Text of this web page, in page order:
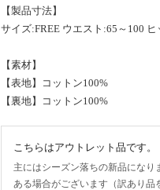
【製品寸法】
サイズ:FREE ウエスト:65～100
【素材】
【表地】コットン100%
【裏地】コットン100%
こちらはアウトレット品です。
主にはシーズン落ちの新品にな
ある場合がございます（訳あり品